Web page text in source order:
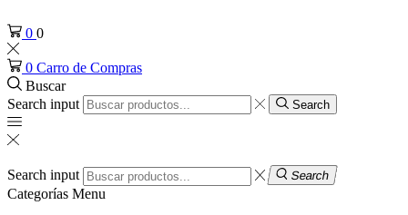
0 0
0 Carro de Compras
Buscar
Search input
Search
Search input Search
Categorías Menu